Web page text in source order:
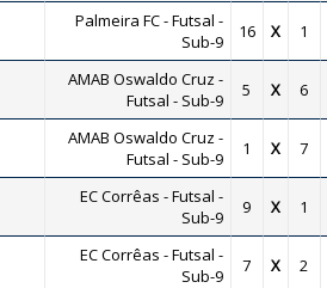
Palmeira FC - Futsal -
Sub-9
16 X 1
AMAB Oswaldo Cruz -
Futsal - Sub-9
5 X 6
AMAB Oswaldo Cruz -
Futsal - Sub-9
1 X 7
EC Corrêas - Futsal -
Sub-9
9 X 1
EC Corrêas - Futsal -
Sub-9
7 X 2